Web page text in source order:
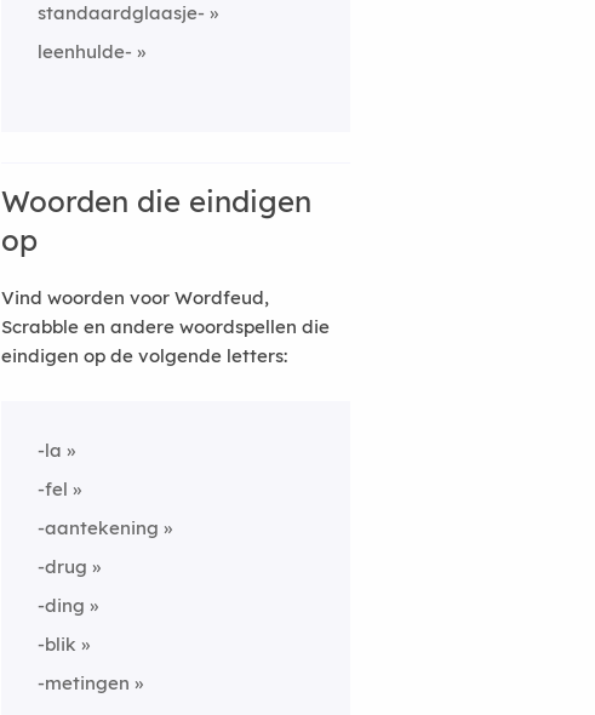
standaardglaasje-
leenhulde-
Woorden die eindigen
op
Vind woorden voor Wordfeud,
Scrabble en andere woordspellen die
eindigen op de volgende letters:
-la
-fel
-aantekening
-drug
-ding
-blik
-metingen